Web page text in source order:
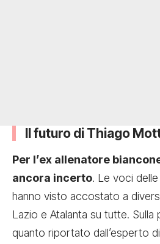
Il futuro di Thiago
Per l’ex allenatore
ancora incerto. Le voci
hanno visto accostato a
Lazio e Atalanta su tutte. Sulla
quanto riportato dall’esperto